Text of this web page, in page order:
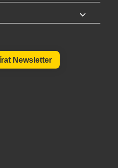
expand_more
Newsletter